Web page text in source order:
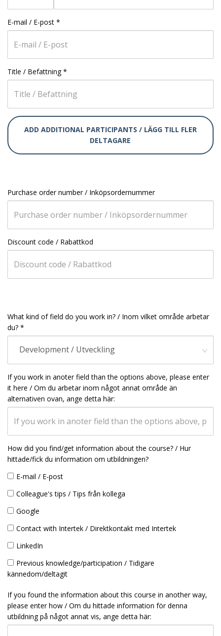
E-mail / E-post *
Title / Befattning*
ADD ADDITIONAL PARTICIPANTS / LÄGG TILL FLER
DELTAGARE
Purchase order number / Inköpsordernummer
Discount code / Rabattkod
What kind of field do you work in? / Inom vilket område arbetar
du? *
Development / Utveckling
If you work in anoter field than the options above, please enter
it here / Om du arbetar inom något annat område än
alternativen ovan, ange detta här:
How did you find/get information about the course? / Hur
hittade/fick du information om utbildningen?
E-mail / E-post
Colleague's tips / Tips från kollega
Google
Contact with Intertek / Direktkontakt med Intertek
LinkedIn
Previous knowledge/participation / Tidigare
kännedom/deltagit
If you found the information about this course in another way,
please enter how / Om du hittade information för denna
utbildning på något annat vis, ange detta här: